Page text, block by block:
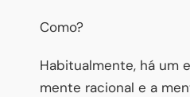
Como?
Habitualmente, há um
mente racional e a